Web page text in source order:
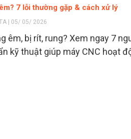
7 lỗi thường gặp & cách xử lý
| 05/ 05/ 2026
êm, bị rít, rung? Xem ngay 7
kỹ thuật giúp máy CNC hoạt